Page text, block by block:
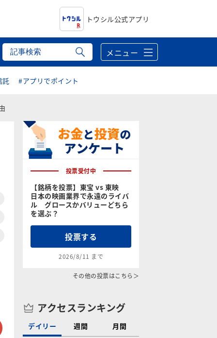
トウシル公式アプリ
メニュー
託 #アプリでポイント
メールで送る
投票受付中
【銘柄を投票】東宝 vs 東映
日本の映画業界で永遠のライバ
ル グロースかバリューどちら
を選ぶ？
投票する
2026/8/11 まで
その他の投票はこちら＞
アクセスランキング
デイリー 週間 月間